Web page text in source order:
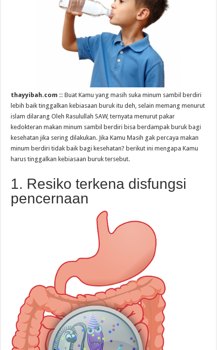
thayyibah.com ::Buat Kamu yang masih suka minum sambil berdiri
lebih baik tinggalkan kebiasaan buruk itu deh, selain memang menurut
islam dilarang Oleh Rasulullah SAW, ternyata menurut pakar
kedokteran makan minum sambil berdiri bisa berdampak buruk bagi
kesehatan jika sering dilakukan. Jika Kamu Masih gak percaya makan
minum berdiri tidak baik bagi kesehatan? berikut ini mengapa Kamu
harus tinggalkan kebiasaan buruk tersebut.
1. Resiko terkena disfungsi
pencernaan